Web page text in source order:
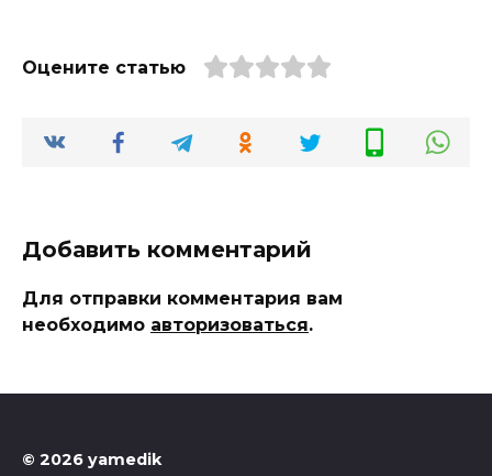
Оцените статью
Добавить комментарий
Для отправки комментария вам
необходимо авторизоваться.
© 2026 yamedik